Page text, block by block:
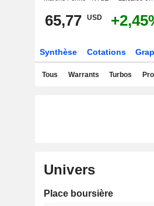
65,77 USD
Synthèse Cotations
Tous Warrants Turbos
Univers
Place boursière